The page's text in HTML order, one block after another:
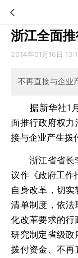
浙江全面
2014年01月16日
不再直接与企业
据新华社1月
面推行政府权力
接与企业产生拨
浙江省省长李
议作《政府工作
自身改革，切
清单制度，依法
化改革要求的行
研究制定省级政
拨付资金、不